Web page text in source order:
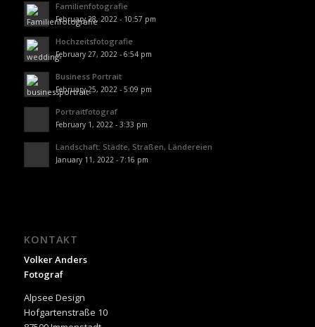
Familienfotografie
February 28, 2022 - 10:57 pm
Hochzeitsfotografie
February 27, 2022 - 6:54 pm
Business Portrait
February 25, 2022 - 5:09 pm
Portraitfotograf
February 1, 2022 - 3:33 pm
Landschaft: Städte, Straßen, Ländereien
January 11, 2022 - 7:16 pm
KONTAKT
Volker Anders
Fotograf
Alpsee Design
Hofgartenstraße 10